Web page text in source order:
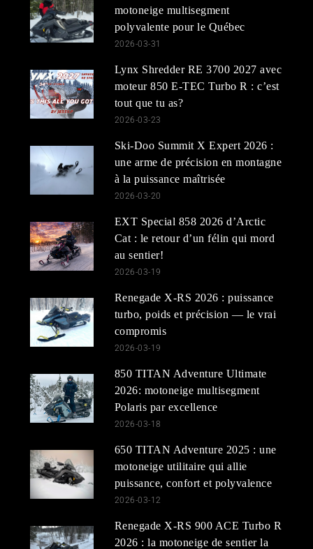
motoneige multisegment
polyvalente pour le Québec
2026-03-31
Lynx Shredder RE 3700 2027 avec
moteur 850 E-TEC Turbo R : c’est
tout que tu as?
2026-03-23
Ski-Doo Summit X Expert 2026 :
une arme de précision en montagne
à la puissance maîtrisée
2026-03-20
EXT Special 858 2026 d’Arctic
Cat : le retour d’un félin qui mord
au sentier!
2026-03-19
Renegade X-RS 2026 : puissance
turbo, poids et précision — le vrai
compromis
2026-03-19
850 TITAN Adventure Ultimate
2026: motoneige multisegment
Polaris par excellence
2026-03-18
650 TITAN Adventure 2025 : une
motoneige utilitaire qui allie
puissance, confort et polyvalence
2026-03-12
Renegade X-RS 900 ACE Turbo R
2026 : la motoneige de sentier la